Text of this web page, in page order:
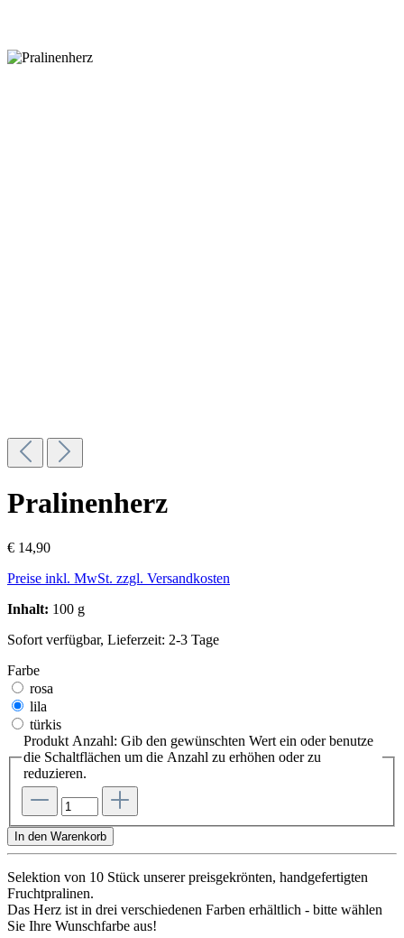
Pralinenherz
€ 14,90
Preise inkl. MwSt. zzgl. Versandkosten
Inhalt: 100 g
Sofort verfügbar, Lieferzeit: 2-3 Tage
Farbe
rosa
lila
türkis
Produkt Anzahl: Gib den gewünschten Wert ein oder benutze
die Schaltflächen um die Anzahl zu erhöhen oder zu
reduzieren.
In den Warenkorb
Selektion von 10 Stück unserer preisgekrönten, handgefertigten
Fruchtpralinen.
Das Herz ist in drei verschiedenen Farben erhältlich - bitte wählen
Sie Ihre Wunschfarbe aus!